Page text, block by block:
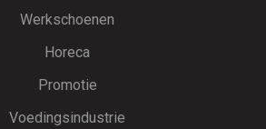
Werkschoenen
Horeca
Promotie
Voedingsindustrie